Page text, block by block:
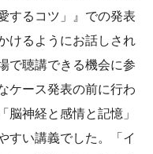
するコツ」』での発表
けるようにお話しされ
で聴講できる機会に参
ケース発表の前に行わ
脳神経と感情と記憶」
すい講義でした。「イ